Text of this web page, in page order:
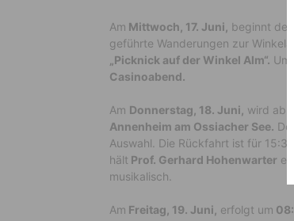
Am Mittwoch, 17. Juni, beginnt der
geführte Wanderungen zur
„Picknick auf der Winkel Alm“.
Casinoabend.
Am Donnerstag, 18. Juni, wird ab
Annenheim am Ossiacher See.
Auswahl. Die Rückfahrt ist für
hält Prof. Gerhard Hohenwarter
musikalisch.
Am Freitag, 19. Juni, erfolgt um